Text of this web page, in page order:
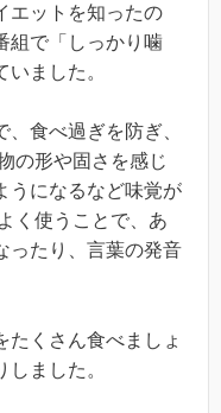
エットを知ったの
組で「しっかり噛
ました。
食べ過ぎを防ぎ、
の形や固さを感じ
うになるなど味覚が
く使うことで、あ
ったり、言葉の発音
たくさん食べましょ
ました。